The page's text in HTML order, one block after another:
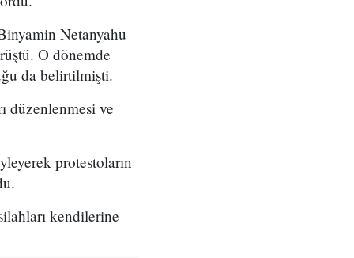
Netanyahu
O dönemde
da belirtilmişti.
düzenlenmesi ve
protestoların
kendilerine